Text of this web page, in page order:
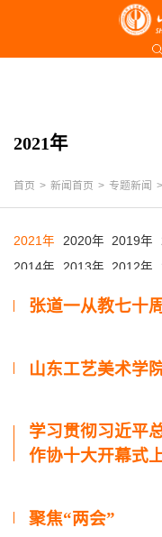
2021年
首页 > 新闻首页 > 专题新闻 >
2021年 2020年 2019年
2014年
2013年 2012年
张道一从教七十
山东工艺美术学
学习贯彻习近平
作协十大开幕式
聚焦“两会”